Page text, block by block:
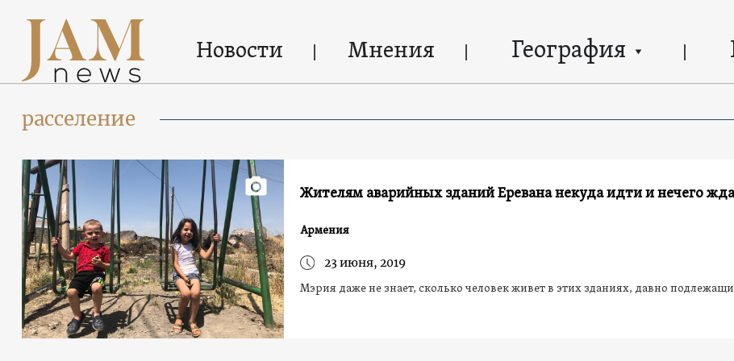
Новости Мнения География
расселение
Жителям аварийных зданий Еревана некуда идти и нечего
Армения
23 июня, 2019
Мэрия даже не знает, сколько человек живет в этих зданиях, давно